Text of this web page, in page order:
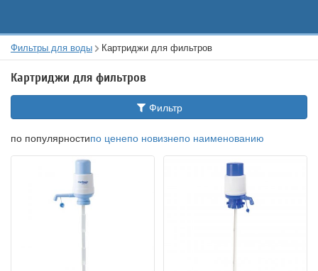
Фильтры для воды Картриджи для фильтров
Картриджи для фильтров
Фильтр
по популярностипо ценепо новизнепо наименованию